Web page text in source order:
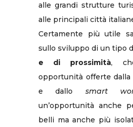
alle grandi strutture
alle principali città
Certamente più utile
sullo sviluppo di un tipo
e di prossimità,
opportunità offerte dalla
e dallo smart
un’opportunità anche
belli ma anche più